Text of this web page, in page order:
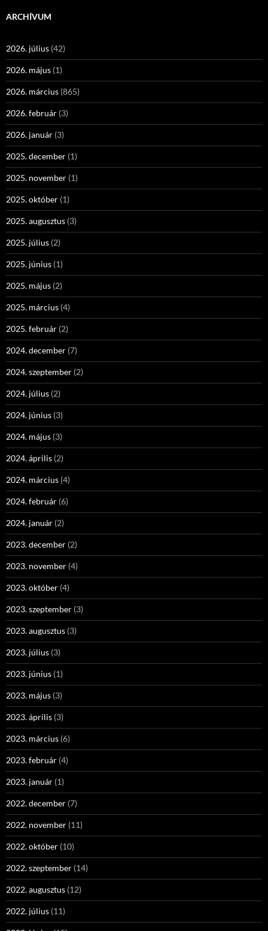
ARCHÍVUM
2026. július (42)
2026. május (1)
2026. március (865)
2026. február (3)
2026. január (3)
2025. december (1)
2025. november (1)
2025. október (1)
2025. augusztus (3)
2025. július (2)
2025. június (1)
2025. május (2)
2025. március (4)
2025. február (2)
2024. december (7)
2024. szeptember (2)
2024. július (2)
2024. június (3)
2024. május (3)
2024. április (2)
2024. március (4)
2024. február (6)
2024. január (2)
2023. december (2)
2023. november (4)
2023. október (4)
2023. szeptember (3)
2023. augusztus (3)
2023. július (3)
2023. június (1)
2023. május (3)
2023. április (3)
2023. március (6)
2023. február (4)
2023. január (1)
2022. december (7)
2022. november (11)
2022. október (10)
2022. szeptember (14)
2022. augusztus (12)
2022. július (11)